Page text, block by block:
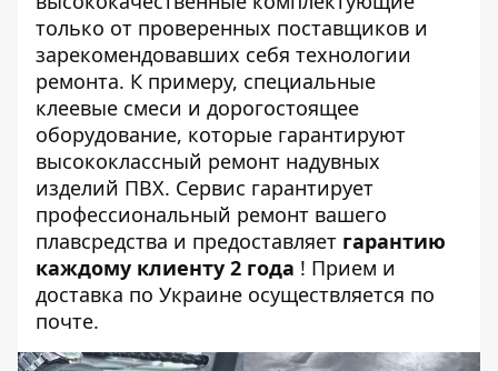
только от проверенных поставщиков и
зарекомендовавших себя технологии
ремонта. К примеру, специальные
клеевые смеси и дорогостоящее
оборудование, которые гарантируют
высококлассный ремонт надувных
изделий ПВХ. Сервис гарантирует
профессиональный ремонт вашего
плавсредства и предоставляет гарантию
каждому клиенту 2 года ! Прием и
доставка по Украине осуществляется по
почте.